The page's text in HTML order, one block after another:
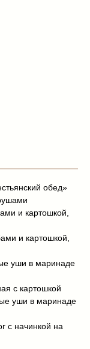
обед»
и картошкой,
и картошкой,
уши в маринаде
с картошкой
уши в маринаде
с начинкой на